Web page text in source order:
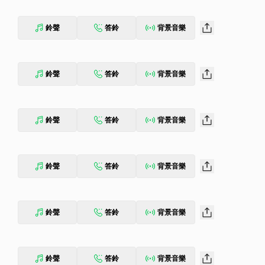
鈴聲 答鈴 背景音樂
鈴聲 答鈴 背景音樂
鈴聲 答鈴 背景音樂
鈴聲 答鈴 背景音樂
鈴聲 答鈴 背景音樂
鈴聲 答鈴 背景音樂